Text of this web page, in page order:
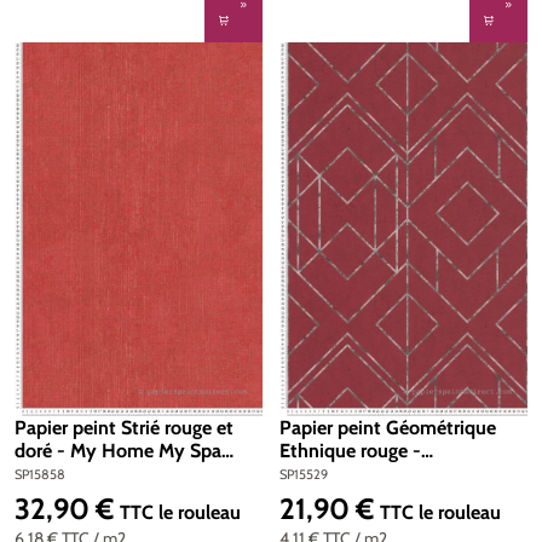
Papier peint Strié rouge et
doré - My Home My Spa
d'A.S. Création | Réf.
SP15858
SP15858
Prix régulier :
32,90 € TTC le rouleau
Papier peint Géométrique
Ethnique rouge -
Metropolitan Stories 2 d'AS
Création | Réf. SP15529
SP15529
Prix régulier :
21,90 € TTC le rouleau